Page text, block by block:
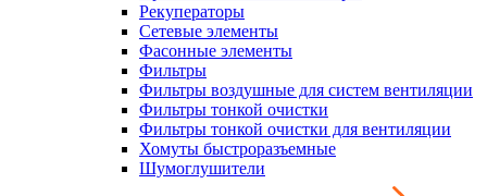
Рекуператоры
Сетевые элементы
Фасонные элементы
Фильтры
Фильтры воздушные для систем вентиляции
Фильтры тонкой очистки
Фильтры тонкой очистки для вентиляции
Хомуты быстроразъемные
Шумоглушители